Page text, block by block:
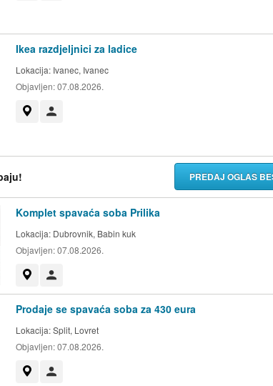
Ikea razdjeljnici za ladice
Lokacija: Ivanec, Ivanec
Objavljen:07.08.2026.
PREDAJ OGLAS
Komplet spavaća soba Prilika
Lokacija: Dubrovnik, Babin kuk
Objavljen:07.08.2026.
Prodaje se spavaća soba za 430 eura
Lokacija:Split, Lovret
Objavljen:07.08.2026.